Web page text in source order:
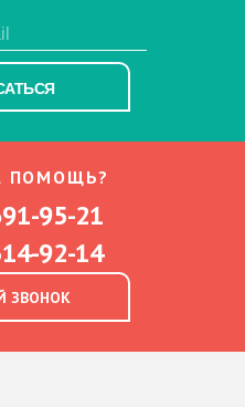
ПОМОЩЬ?
95-21
92-14
ЗВОНОК